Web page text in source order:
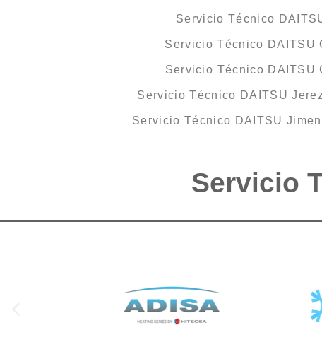
Servicio Técnico
Servicio Técnico DAITSU
Servicio Técnico DAITSU
Servicio Técnico DAITSU
Servicio Técnico DAITSU
Servicio